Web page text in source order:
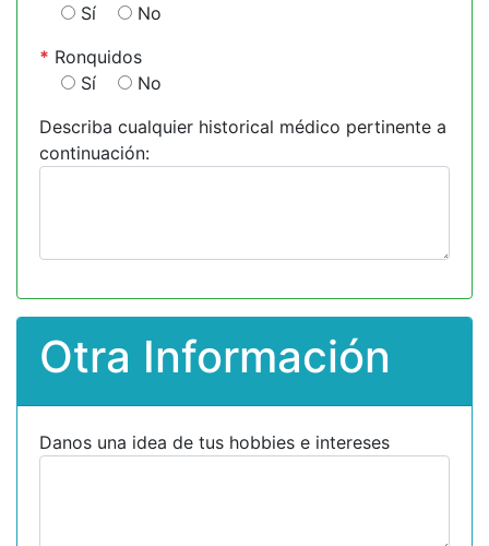
Sí
No
* Ronquidos
Sí
No
Describa cualquier historical médico pertinente a
continuación:
Otra Información
Danos una idea de tus hobbies e intereses